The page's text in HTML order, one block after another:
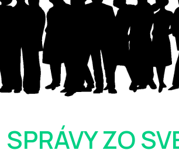
SPRÁVY ZO